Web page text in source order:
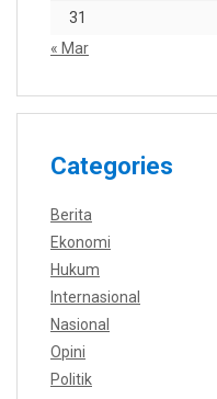
31
« Mar
Categories
Berita
Ekonomi
Hukum
Internasional
Nasional
Opini
Politik